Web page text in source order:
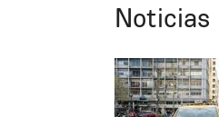
Noticias